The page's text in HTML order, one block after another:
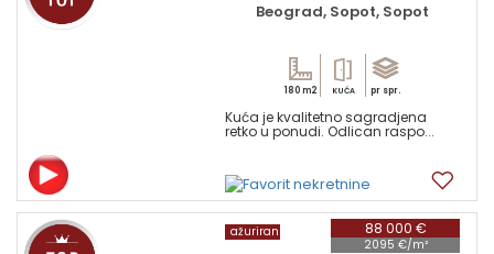
Beograd, Sopot, Sopot
180 m2 KUĆA pr spr.
Kuća je kvalitetno sagradjena
retko u ponudi. Odlican raspo...
88 000 €
2095 €/m²
ažuriran